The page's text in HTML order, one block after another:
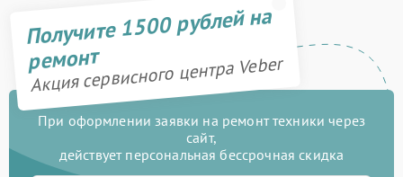
Получите 1500 рублей на
ремонт
Акция сервисного центра Veber
При оформлении заявки на ремонт техники через
сайт,
действует персональная бессрочная скидка